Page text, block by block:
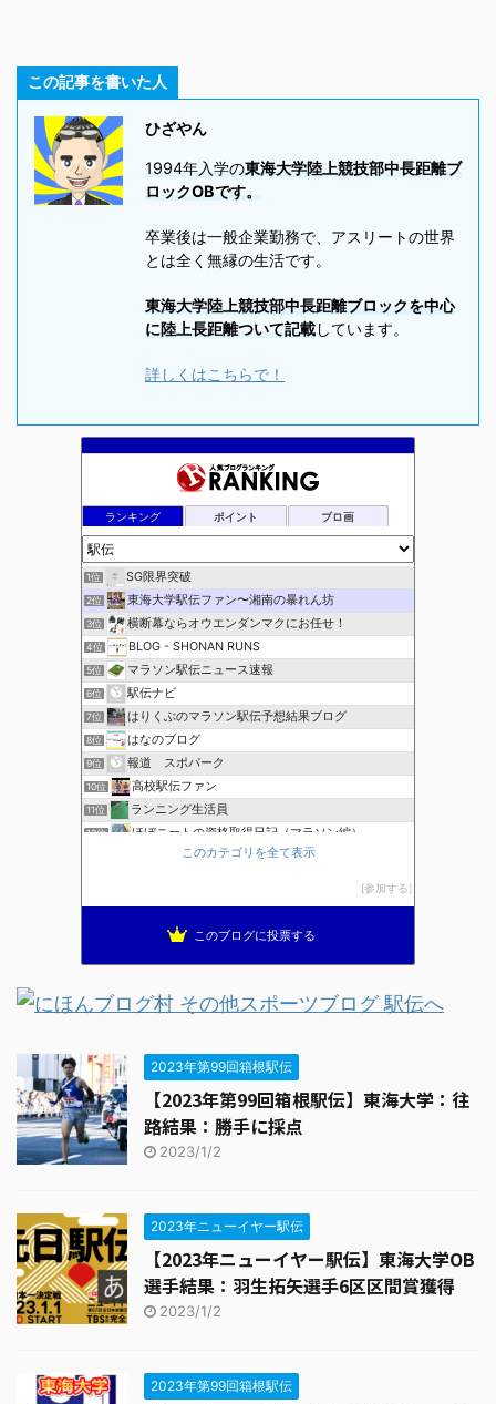
この記事を書いた人
ひざやん
1994年入学の東海大学陸上競技部中長距離ブ
ロックOBです。
卒業後は一般企業勤務で、アスリートの世界
とは全く無縁の生活です。
東海大学陸上競技部中長距離ブロックを中心
に陸上長距離ついて記載しています。
詳しくはこちらで！
ランキング ポイント ブロ画
1位 SG限界突破
2位 東海大学駅伝ファン〜湘南の暴れん坊
3位 横断幕ならオウエンダンマクにお任せ！
4位 BLOG - SHONAN RUNS
5位 マラソン駅伝ニュース速報
6位 駅伝ナビ
7位 はりくぶのマラソン駅伝予想結果ブログ
8位 はなのブログ
9位 報道 スポパーク
10位 高校駅伝ファン
11位 ランニング生活員
12位 ほぼニートの資格取得日記（マラソン編）
ブレインランナーズのマラソン日記
このカテゴリを全て表示
参加する
このブログに投票する
2023年第99回箱根駅伝
【2023年第99回箱根駅伝】東海大学：往
路結果：勝手に採点
2023/1/2
2023年ニューイヤー駅伝
【2023年ニューイヤー駅伝】東海大学OB
選手結果：羽生拓矢選手6区区間賞獲得
2023/1/2
2023年第99回箱根駅伝